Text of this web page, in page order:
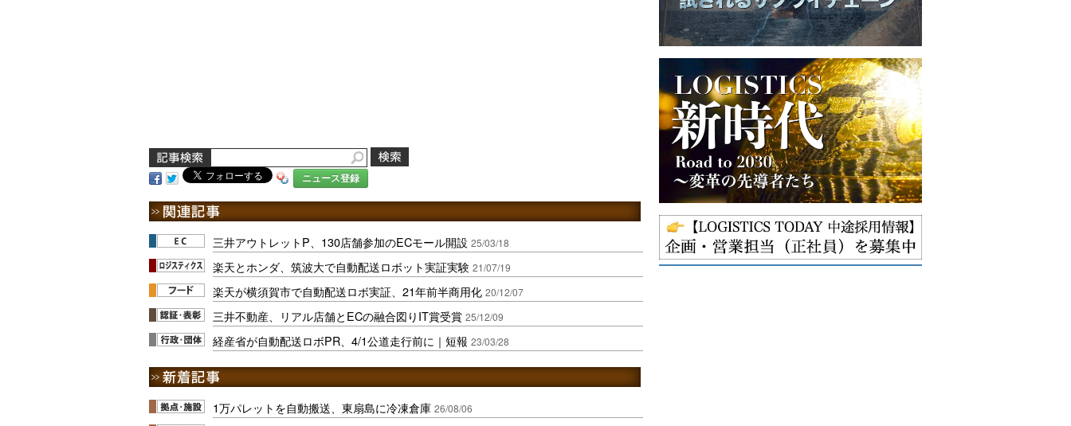
ニュース登録
三井アウトレットP、130店舗参加のECモール開設 25/03/18
楽天とホンダ、筑波大で自動配送ロボット実証実験 21/07/19
楽天が横須賀市で自動配送ロボ実証、21年前半商用化 20/12/07
三井不動産、リアル店舗とECの融合図りIT賞受賞 25/12/09
経産省が自動配送ロボPR、4/1公道走行前に｜短報 23/03/28
1万パレットを自動搬送、東扇島に冷凍倉庫 26/08/06